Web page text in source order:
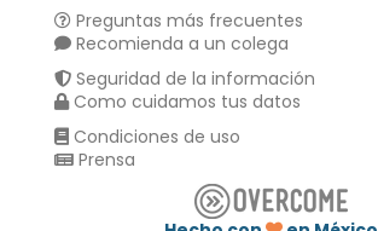
Preguntas más frecuentes
Recomienda a un colega
Seguridad de la información
Como cuidamos tus datos
Condiciones de uso
Prensa